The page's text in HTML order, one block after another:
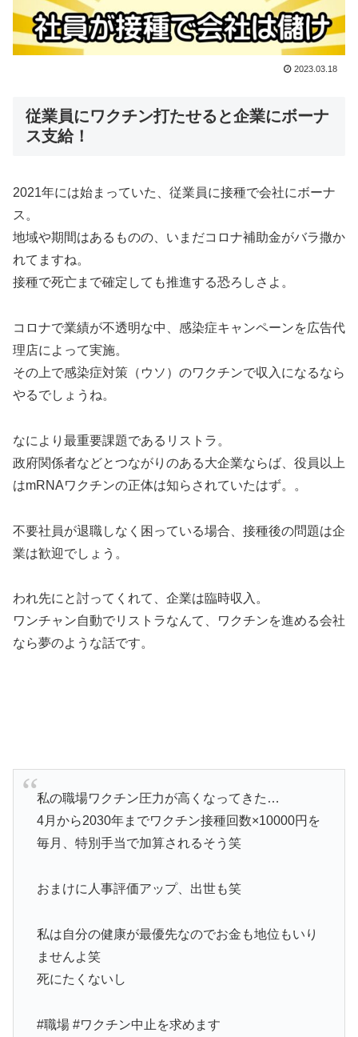
2023.03.18
従業員にワクチン打たせると企業にボーナ
ス支給！
2021年には始まっていた、従業員に接種で会社にボーナ
ス。
地域や期間はあるものの、いまだコロナ補助金がバラ撒か
れてますね。
接種で死亡まで確定しても推進する恐ろしさよ。
コロナで業績が不透明な中、感染症キャンペーンを広告代
理店によって実施。
その上で感染症対策（ウソ）のワクチンで収入になるなら
やるでしょうね。
なにより最重要課題であるリストラ。
政府関係者などとつながりのある大企業ならば、役員以上
はmRNAワクチンの正体は知らされていたはず。。
不要社員が退職しなく困っている場合、接種後の問題は企
業は歓迎でしょう。
われ先にと討ってくれて、企業は臨時収入。
ワンチャン自動でリストラなんて、ワクチンを進める会社
なら夢のような話です。
私の職場ワクチン圧力が高くなってきた…
4月から2030年までワクチン接種回数×10000円を
毎月、特別手当で加算されるそう笑
おまけに人事評価アップ、出世も笑
私は自分の健康が最優先なのでお金も地位もいり
ませんよ笑
死にたくないし
#職場 #ワクチン中止を求めます